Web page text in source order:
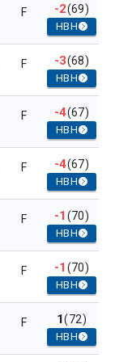
F -2(69)
HBH
F -3(68)
HBH
F -4(67)
HBH
F -4(67)
HBH
F -1(70)
HBH
F -1(70)
HBH
F 1(72)
HBH